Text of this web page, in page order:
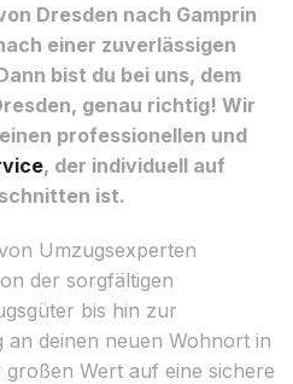
Dresden nach Gamprin
einer zuverlässigen
bist du bei uns, dem
genau richtig! Wir
professionellen und
, der individuell auf
ist.
Umzugsexperten
der sorgfältigen
bis hin zur
deinen neuen Wohnort in
Wert auf eine sichere